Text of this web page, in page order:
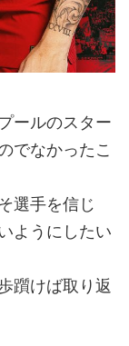
ールのスター
でなかったこ
選手を信じ
ようにしたい
躓けば取り返